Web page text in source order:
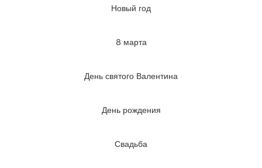
Новый год
8 марта
День святого Валентина
День рождения
Свадьба